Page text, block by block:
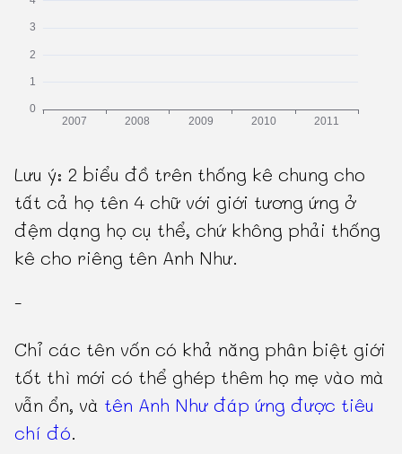
Lưu ý: 2 biểu đồ trên thống kê chung cho
tất cả họ tên 4 chữ với giới tương ứng ở
đệm dạng họ cụ thể, chứ không phải thống
kê cho riêng tên Anh Như.
-
Chỉ các tên vốn có khả năng phân biệt giới
tốt thì mới có thể ghép thêm họ mẹ vào mà
vẫn ổn, và tên Anh Như đáp ứng được tiêu
chí đó.